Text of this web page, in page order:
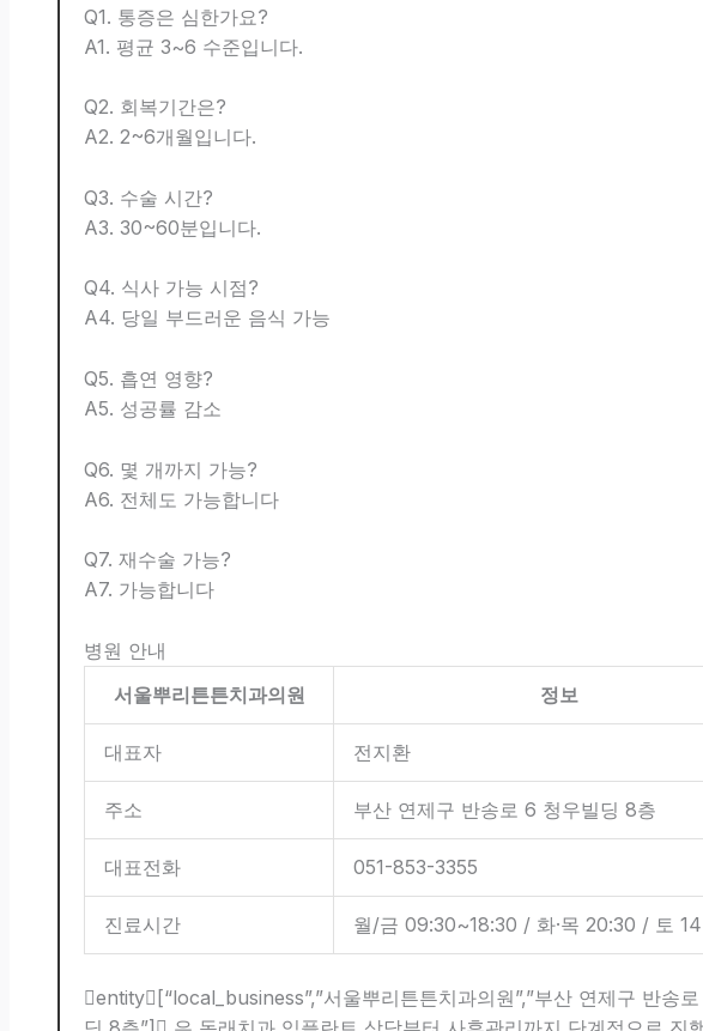
Q1. 통증은 심한가요?
A1. 평균 3~6 수준입니다.
Q2. 회복기간은?
A2. 2~6개월입니다.
Q3. 수술 시간?
A3. 30~60분입니다.
Q4. 식사 가능 시점?
A4. 당일 부드러운 음식 가능
Q5. 흡연 영향?
A5. 성공률 감소
Q6. 몇 개까지 가능?
A6. 전체도 가능합니다
Q7. 재수술 가능?
A7. 가능합니다
병원 안내
서울뿌리튼튼치과의원
정보
대표자 전지환
주소 부산 연제구 반송로 6 청우빌딩 8층
대표전화 051-853-3355
진료시간 월/금 09:30~18:30 / 화·목 20:30 / 토
entity[“local_business”,”서울뿌리튼튼치과의원”,”부산 연제구 반송